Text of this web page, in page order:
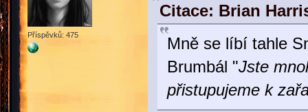
Příspěvků: 475
Citace: Brian
Mně se líbí tahle
Brumbál "Jste
přistupujeme k